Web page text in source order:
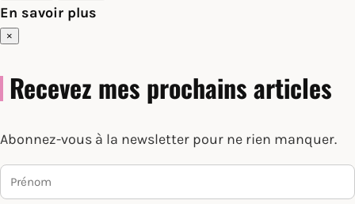
En savoir plus
×
Recevez mes prochains articles
Abonnez-vous à la newsletter pour ne rien manquer.